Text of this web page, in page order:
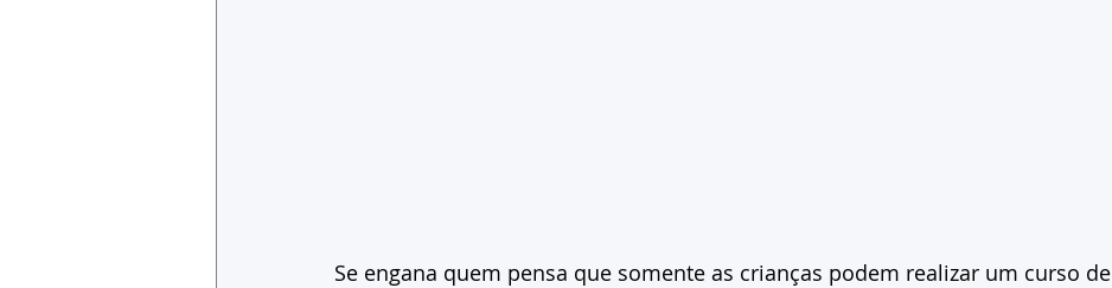
Se engana quem pensa que somente as crianças podem realizar um curso de